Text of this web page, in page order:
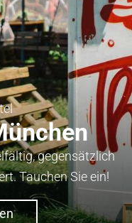
gegensätzlich
Tauchen Sie ein!